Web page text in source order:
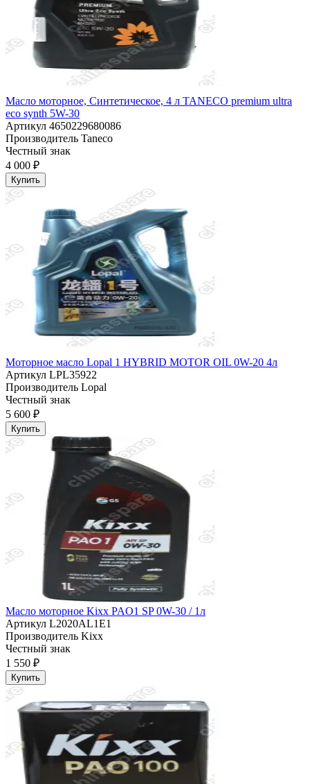
Масло моторное, Синтетическое, 4 л TANECO premium ultra
eco synth 5W-30
Артикул 4650229680086
Производитель Taneco
Честный знак
4 000 ₽
Купить
Моторное масло Lopal 1 HYBRID MOTOR OIL 0W-20 4л
Артикул LPL35922
Производитель Lopal
Честный знак
5 600 ₽
Купить
Масло моторное Kixx PAO1 SP 0W-30 / 1л
Артикул L2020AL1E1
Производитель Kixx
Честный знак
1 550 ₽
Купить